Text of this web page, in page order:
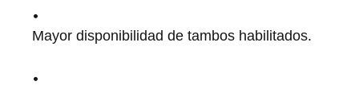
Mayor disponibilidad de tambos habilitados.